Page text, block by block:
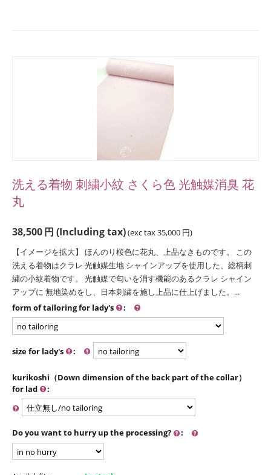
洗える着物 刺繍小紋 さくら色 光触媒消臭 花
丸
38,500円 (Including tax)(exc tax35,000 円)
【イメージを拡大】 ほんのり桜色に花丸、上品なきものです。 この
洗える着物はクラレ 光触媒生地 シャインアップを使用した、総柄刺
繍の小紋着物です。 光触媒で匂いを消す機能のあるクラレ シャイン
アップに 無地染めをし、日本刺繍を施し上品に仕上げました。...
form of tailoring for lady's
:
size for lady's :
kurikoshi（Down dimension of the back part of the collar）
for lad
:
Do you want to hurry up the processing? :